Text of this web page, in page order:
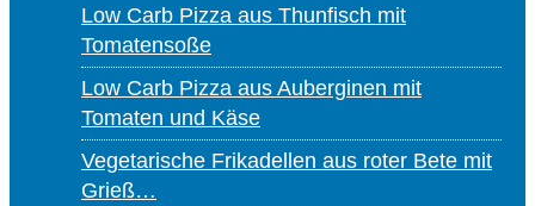
Low Carb Pizza aus Thunfisch mit
Tomatensoße
Low Carb Pizza aus Auberginen mit
Tomaten und Käse
Vegetarische Frikadellen aus roter Bete mit
Grieß…